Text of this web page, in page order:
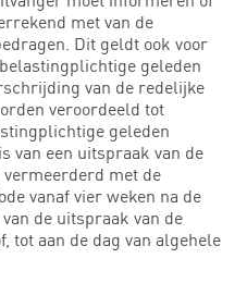
met van de
Dit geldt ook voor
geleden
van de redelijke
veroordeeld tot
geleden
van een uitspraak van de
met de
vanaf vier weken na de
de uitspraak van de
tot aan de dag van algehele